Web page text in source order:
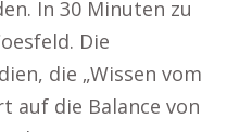
In 30 Minuten zu
Die
die „Wissen vom
auf die Balance von